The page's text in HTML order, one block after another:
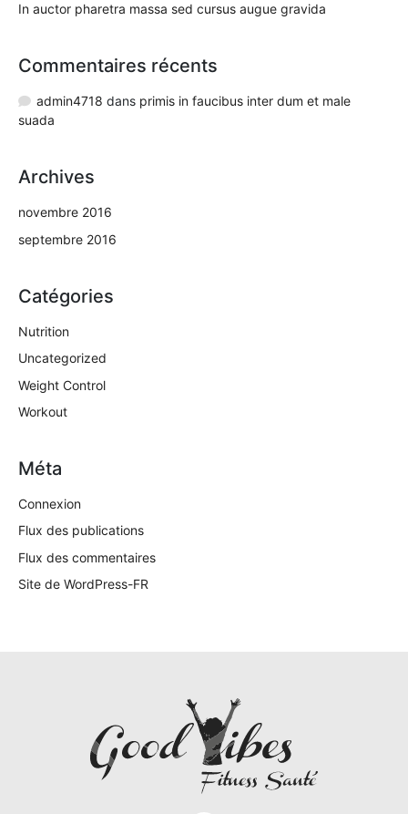
In auctor pharetra massa sed cursus augue gravida
Commentaires récents
admin4718 dans primis in faucibus inter dum et male
suada
Archives
novembre 2016
septembre 2016
Catégories
Nutrition
Uncategorized
Weight Control
Workout
Méta
Connexion
Flux des publications
Flux des commentaires
Site de WordPress-FR